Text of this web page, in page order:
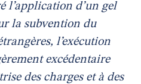
l’application d’un gel
la subvention du
l’exécution
excédentaire
des charges et à des